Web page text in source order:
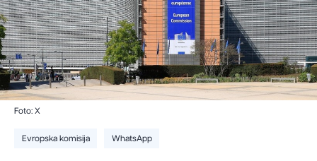
Foto: X
Evropska komisija WhatsApp